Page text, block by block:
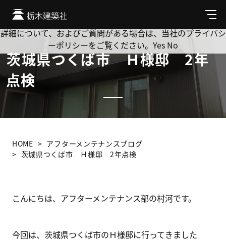
メ
ニ
ュ
茨城県つくば市 Ｈ様邸 2年
点検
HOME
アフターメンテナンスブログ
茨城県つくば市 Ｈ様邸 2年点検
こんにちは、アフターメンテナンス部の村河です。
今回は、茨城県つくば市のＨ様邸に行ってきました
Cookie を使用して、お客様の活動を追跡してもよろしいです
か? 当社ではお客様のプライバシーを極めて重視しています。
詳細について、およびご質問がある場合は、当社のプライバシ
ーポリシーをご覧ください。 Yes No